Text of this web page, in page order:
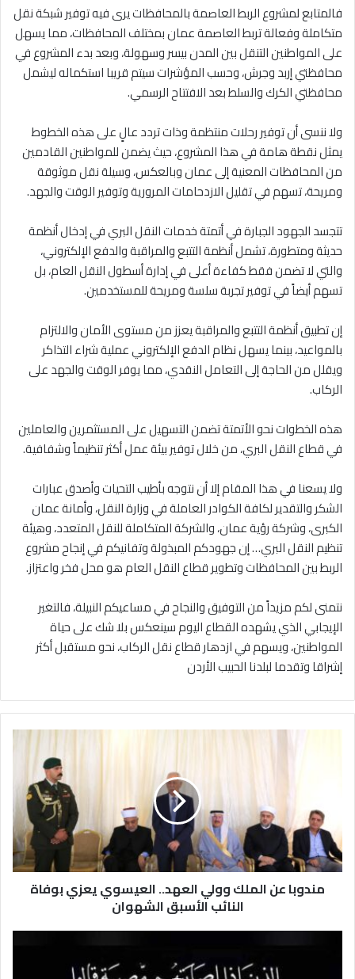
فالمتابع لمشروع الربط العاصمة بالمحافظات يرى فيه توفير شبكة نقل
متكاملة وفعالة تربط العاصمة عمان بمختلف المحافظات، مما يسهل
على المواطنين التنقل بين المدن بيسر وسهولة، وبعد بدء المشروع في
محافظتي إربد وجرش، وحسب المؤشرات سيتم قريبا استكماله ليشمل
محافظتي الكرك والسلط بعد الافتتاح الرسمي.
ولا ننسى أن توفير رحلات منتظمة وذات تردد عالٍ على هذه الخطوط
يمثل نقطة هامة في هذا المشروع، حيث يضمن للمواطنين القادمين
من المحافظات المعنية إلى عمان وبالعكس، وسيلة نقل موثوقة
ومريحة، تسهم في تقليل الازدحامات المرورية وتوفير الوقت والجهد.
تتجسد الجهود الجبارة في أتمتة خدمات النقل البري في إدخال أنظمة
حديثة ومتطورة، تشمل أنظمة التتبع والمراقبة والدفع الإلكتروني،
والتي لا تضمن فقط كفاءة أعلى في إدارة أسطول النقل العام، بل
تسهم أيضاً في توفير تجربة سلسة ومريحة للمستخدمين.
إن تطبيق أنظمة التتبع والمراقبة يعزز من مستوى الأمان والالتزام
بالمواعيد، بينما يسهل نظام الدفع الإلكتروني عملية شراء التذاكر
ويقلل من الحاجة إلى التعامل النقدي، مما يوفر الوقت والجهد على
الركاب.
هذه الخطوات نحو الأتمتة تضمن التسهيل على المستثمرين والعاملين
في قطاع النقل البري، من خلال توفير بيئة عمل أكثر تنظيماً وشفافية.
ولا يسعنا في هذا المقام إلا أن نتوجه بأطيب التحيات وأصدق عبارات
الشكر والتقدير لكافة الكوادر العاملة في وزارة النقل، وأمانة عمان
الكبرى، وشركة رؤية عمان، والشركة المتكاملة للنقل المتعدد، وهيئة
تنظيم النقل البري… إن جهودكم المبذولة وتفانيكم في إنجاح مشروع
الربط بين المحافظات وتطوير قطاع النقل العام هو محل فخر واعتزاز.
نتمنى لكم مزيداً من التوفيق والنجاح في مساعيكم النبيلة، فالتغير
الإيجابي الذي يشهده القطاع اليوم سينعكس بلا شك على حياة
المواطنين، ويسهم في ازدهار قطاع نقل الركاب، نحو مستقبل أكثر
إشراقا وتقدما لبلدنا الحبيب الأردن
ع
ن
ا
ك
مندوبا عن الملك وولي العهد.. العيسوي يعزي بوفاة
النائب الأسبق الشهوان